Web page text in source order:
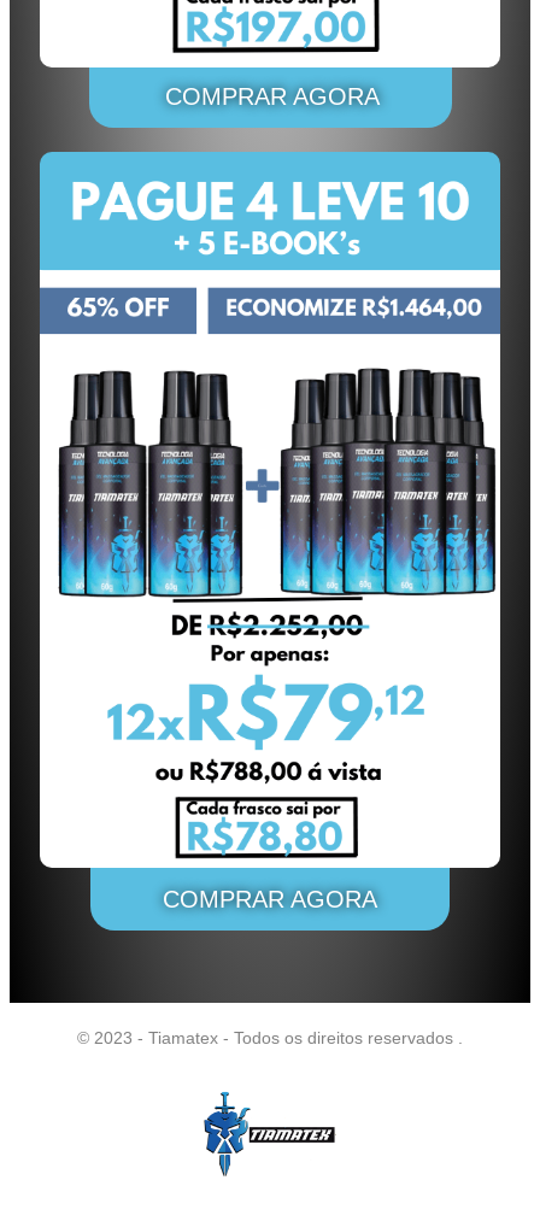
COMPRAR AGORA
COMPRAR AGORA
© 2023 - Tiamatex - Todos os direitos reservados